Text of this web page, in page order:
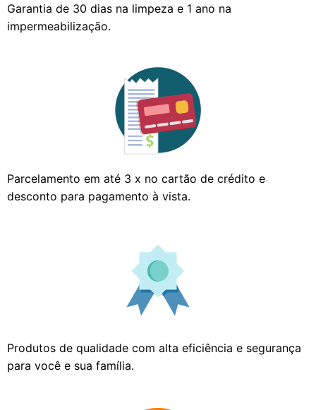
Garantia de 30 dias na limpeza e 1 ano na
impermeabilização.
Parcelamento em até 3 x no cartão de crédito e
desconto para pagamento à vista.
Produtos de qualidade com alta eficiência e segurança
para você e sua família.